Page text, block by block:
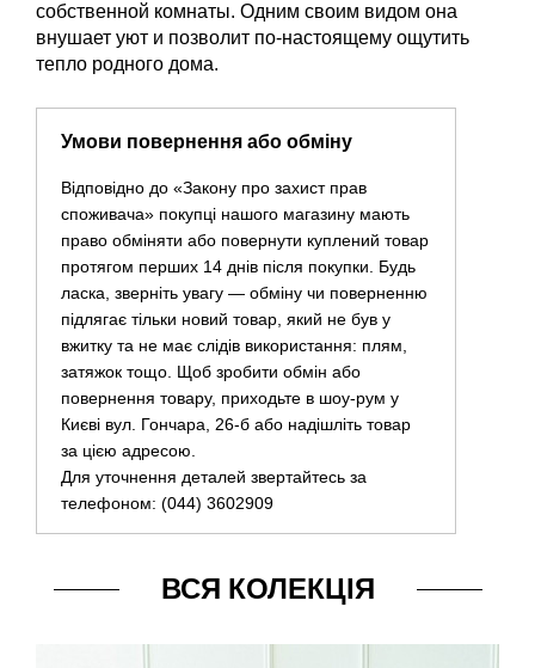
собственной комнаты. Одним своим видом она
внушает уют и позволит по-настоящему ощутить
тепло родного дома.
Умови повернення або обміну
Відповідно до «Закону про захист прав
споживача» покупці нашого магазину мають
право обміняти або повернути куплений товар
протягом перших 14 днів після покупки. Будь
ласка, зверніть увагу — обміну чи поверненню
підлягає тільки новий товар, який не був у
вжитку та не має слідів використання: плям,
затяжок тощо. Щоб зробити обмін або
повернення товару, приходьте в шоу-рум у
Києві вул. Гончара, 26-б або надішліть товар
за цією адресою.
Для уточнення деталей звертайтесь за
телефоном: (044) 3602909
ВСЯ КОЛЕКЦІЯ